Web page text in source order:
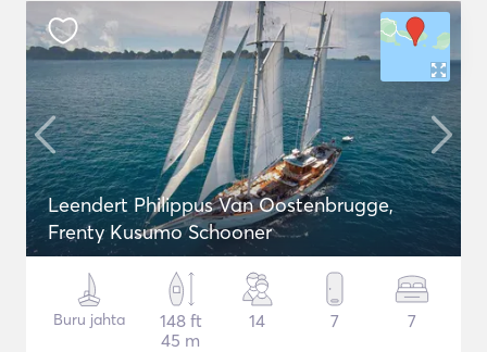
Leendert Philippus Van Oostenbrugge,
Frenty Kusumo Schooner
Buru jahta
148 ft
45 m
14 7 7